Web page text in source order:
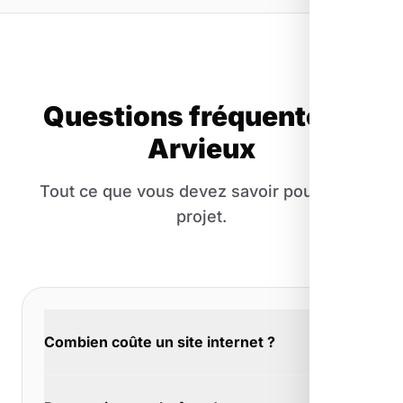
Questions fréquentes à
Arvieux
Tout ce que vous devez savoir pour votre
projet.
Combien coûte un site internet ?